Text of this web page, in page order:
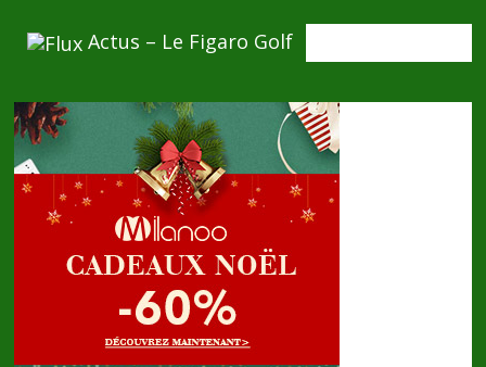
Actus – Le Figaro Golf